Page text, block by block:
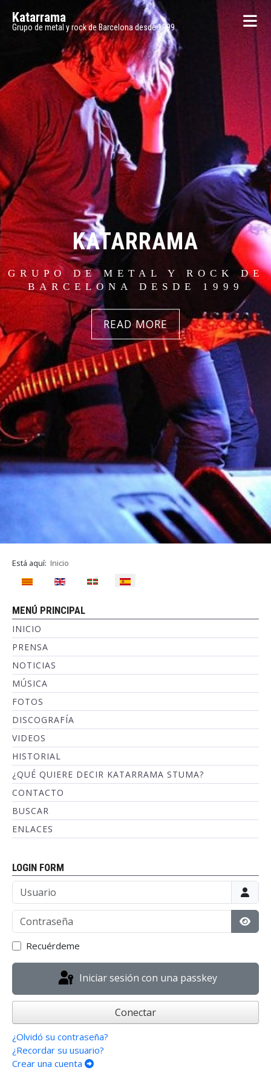
Katarrama
Grupo de metal y rock de Barcelona desde 1999
KATARRAMA
GRUPO DE METAL Y ROCK DE
BARCELONA DESDE 1999
READ MORE
Está aquí: Inicio
Seleccione su idioma
MENÚ PRINCIPAL
INICIO
PRENSA
NOTICIAS
MÚSICA
FOTOS
DISCOGRAFÍA
VIDEOS
HISTORIAL
¿QUÉ QUIERE DECIR KATARRAMA STUMA?
CONTACTO
BUSCAR
ENLACES
LOGIN FORM
Usuario
Contraseña
Recuérdeme
Iniciar sesión con una passkey
Conectar
¿Olvidó su contraseña?
¿Recordar su usuario?
Crear una cuenta